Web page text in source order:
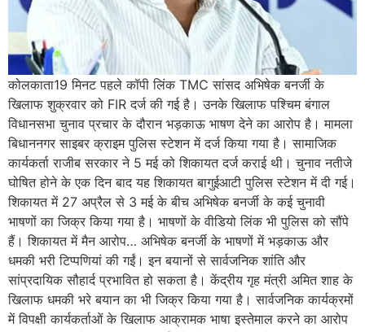
कोलकाता19 मिनट पहले कॉपी लिंक TMC सांसद अभिषेक बनर्जी के
खिलाफ शुक्रवार को FIR दर्ज की गई है। उनके खिलाफ पश्चिम बंगाल
विधानसभा चुनाव प्रचार के दौरान भड़काऊ भाषण देने का आरोप है। मामला
बिधाननगर साइबर क्राइम पुलिस स्टेशन में दर्ज किया गया है। सामाजिक
कार्यकर्ता राजीब सरकार ने 5 मई को शिकायत दर्ज कराई थी। चुनाव नतीजे
घोषित होने के एक दिन बाद यह शिकायत बागुईआटी पुलिस स्टेशन में दी गई।
शिकायत में 27 अप्रैल से 3 मई के बीच अभिषेक बनर्जी के कई चुनावी
भाषणों का जिक्र किया गया है। भाषणों के वीडियो लिंक भी पुलिस को सौंपे
हैं। शिकायत में मैन आरोप… अभिषेक बनर्जी के भाषणों में भड़काऊ और
धमकी भरी टिप्पणियां की गईं। इन बयानों से सार्वजनिक शांति और
सांप्रदायिक सौहार्द प्रभावित हो सकता है। केंद्रीय गृह मंत्री अमित शाह के
खिलाफ धमकी भरे बयान का भी जिक्र किया गया है। सार्वजनिक कार्यक्रमों
में विपक्षी कार्यकर्ताओं के खिलाफ आक्रामक भाषा इस्तेमाल करने का आरोप